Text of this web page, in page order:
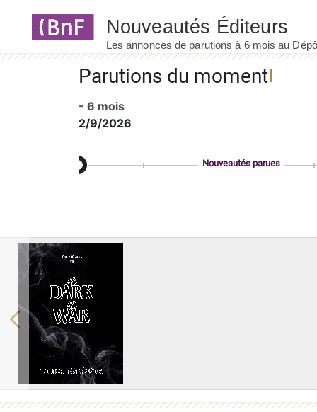
Parutions du moment
- 6 mois
2/9/2026
Nouveautés parues
Previous